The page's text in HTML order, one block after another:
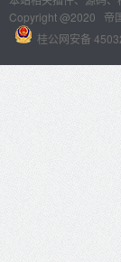
Copyright @2020
帝
桂公网安备